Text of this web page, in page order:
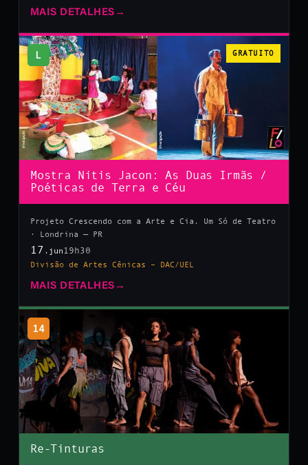
MAIS DETALHES →
L GRATUITO
Mostra Nitis Jacon: As Duas Irmãs /
Poéticas de Terra e Céu
Projeto Crescendo com a Arte e Cia. Um Só de Teatro
· Londrina — PR
17 .jun 19h30
Divisão de Artes Cênicas – DAC/UEL
MAIS DETALHES →
14
Re-Tinturas